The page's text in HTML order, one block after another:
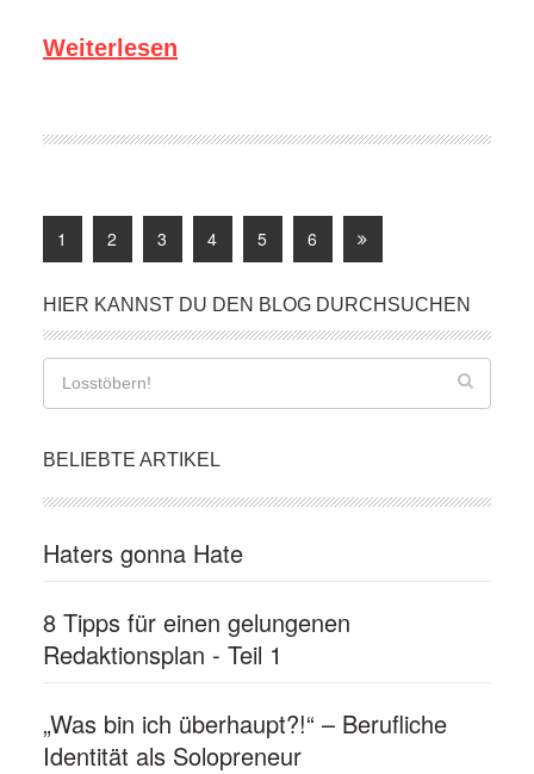
Weiterlesen
1 2 3 4 5 6
HIER KANNST DU DEN BLOG DURCHSUCHEN
BELIEBTE ARTIKEL
Haters gonna Hate
8 Tipps für einen gelungenen
Redaktionsplan - Teil 1
„Was bin ich überhaupt?!“ – Berufliche
Identität als Solopreneur